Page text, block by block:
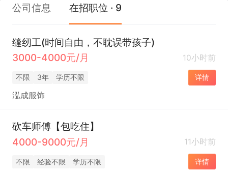
公司信息 在招职位 · 9
缝纫工(时间自由，不耽误带孩子)
3000-4000元/月
10小时前
不限 3年 学历不限 详情
泓成服饰
砍车师傅【包吃住】
4000-9000元/月
11小时前
不限 经验不限 学历不限 详情